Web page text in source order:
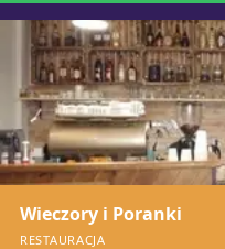
Wieczory i Poranki
RESTAURACJA